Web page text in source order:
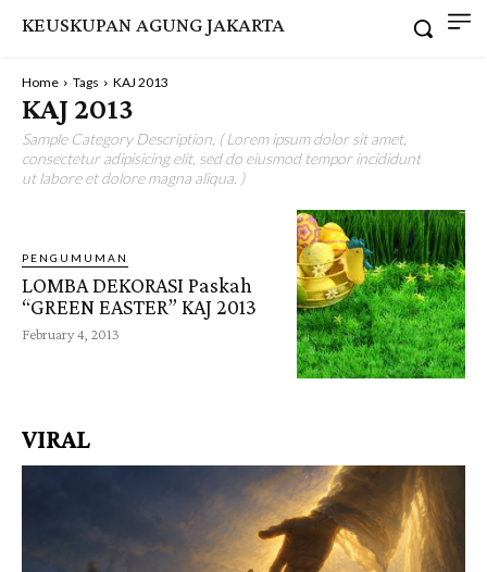
KEUSKUPAN AGUNG JAKARTA
Home Tags KAJ 2013
KAJ 2013
Sample Category Description. ( Lorem ipsum dolor sit amet,
consectetur adipisicing elit, sed do eiusmod tempor incididunt
ut labore et dolore magna aliqua. )
PENGUMUMAN
LOMBA DEKORASI Paskah
“GREEN EASTER” KAJ 2013
February 4, 2013
VIRAL